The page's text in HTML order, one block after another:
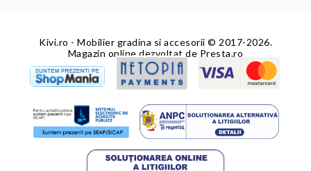
Kivi.ro - Mobilier gradina si accesorii © 2017-2026.
Magazin online dezvoltat de Presta.ro